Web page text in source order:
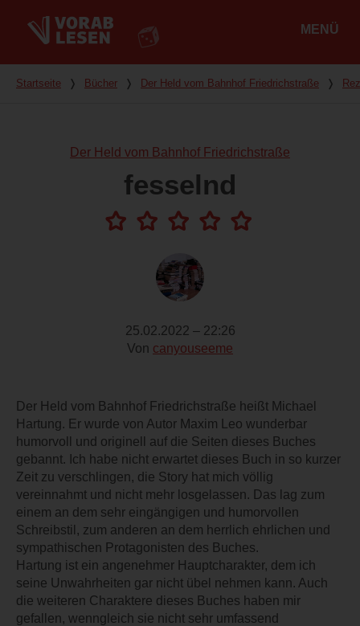
MENÜ
Du bist hier
Startseite ❭ Bücher ❭ Der Held vom Bahnhof Friedrichstraße ❭
Der Held vom Bahnhof Friedrichstraße
fesselnd
25.02.2022 – 22:26
Von canyouseeme
Der Held vom Bahnhof Friedrichstraße heißt Michael
Hartung. Er wurde von Autor Maxim Leo wunderbar
humorvoll und originell auf die Seiten dieses Buches
gebannt. Ich habe nicht erwartet dieses Buch in so kurzer
Zeit zu verschlingen, die Story hat mich völlig
vereinnahmt und nicht mehr losgelassen. Das lag zum
einem an dem sehr eingängigen und humorvollen
Schreibstil, zum anderen an dem herrlich ehrlichen und
sympathischen Protagonisten des Buches.
Hartung ist ein angenehmer Hauptcharakter, dem ich
seine Unwahrheiten gar nicht übel nehmen kann. Auch
die weiteren Charaktere dieses Buches haben mir
gefallen, wenngleich sie nicht sehr umfassend